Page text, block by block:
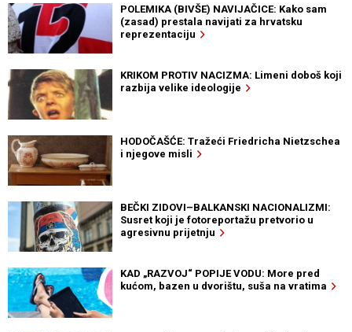
POLEMIKA (BIVŠE) NAVIJAČICE: Kako sam
(zasad) prestala navijati za hrvatsku
reprezentaciju
KRIKOM PROTIV NACIZMA: Limeni doboš koji
razbija velike ideologije
HODOČAŠĆE: Tražeći Friedricha Nietzschea
i njegove misli
BEČKI ZIDOVI–BALKANSKI NACIONALIZMI:
Susret koji je fotoreportažu pretvorio u
agresivnu prijetnju
KAD „RAZVOJ“ POPIJE VODU: More pred
kućom, bazen u dvorištu, suša na vratima